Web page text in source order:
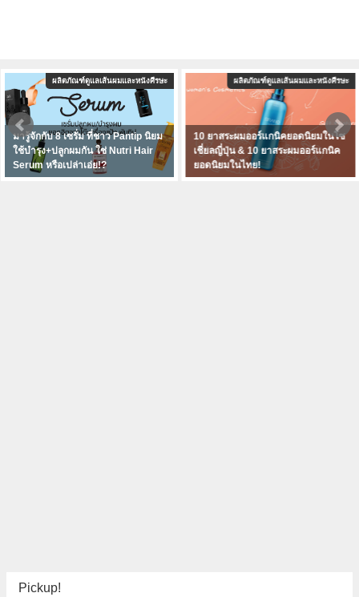
ะหนังศีรษะ
นิยม
Hair
ผลิตภัณฑ์ดูแลเส้นผมและหนังศีรษะ
10 ยาสระผมออร์แกนิคยอดนิยมในโซ
เชี่ยลญี่ปุ่น & 10 ยาสระผมออร์แกนิค
ยอดนิยมในไทย!
นวัตกรรมและเคล็ดลั
ปลูกผม Dr Orn Clinic รา
แค่ไหนมาบอกต่อพร้อมรีวิ
Pantip
Pickup!